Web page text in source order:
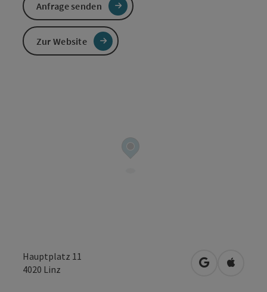
Hauptplatz 11
4020 Linz in Google
in
Anfrage senden
Zur Website